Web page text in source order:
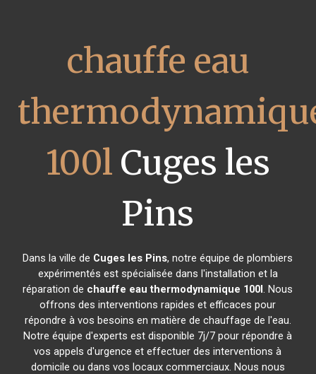
chauffe eau
100l Cuges les
Pins
Dans la ville de Cuges les Pins, notre équipe de plombiers
expérimentés est spécialisée dans l'installation et la
réparation de chauffe eau thermodynamique 100l. Nous
offrons des interventions rapides et efficaces pour
répondre à vos besoins en matière de chauffage de l'eau.
Notre équipe d'experts est disponible 7j/7 pour répondre à
vos appels d'urgence et effectuer des interventions à
domicile ou dans vos locaux commerciaux. Nous nous